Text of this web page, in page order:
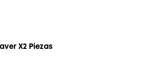
X2 Piezas